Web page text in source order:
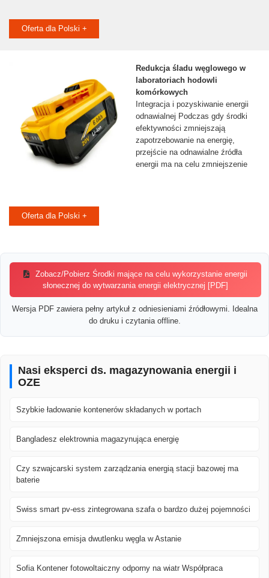
Oferta dla Polski +
Redukcja śladu węglowego w
laboratoriach hodowli
komórkowych
Integracja i pozyskiwanie energii
odnawialnej Podczas gdy środki
efektywności zmniejszają
zapotrzebowanie na energię,
przejście na odnawialne źródła
energii ma na celu zmniejszenie
Oferta dla Polski +
Zobacz/Pobierz Środki mające na celu wykorzystanie energii
słonecznej do wytwarzania energii elektrycznej [PDF]
Wersja PDF zawiera pełny artykuł z odniesieniami źródłowymi. Idealna
do druku i czytania offline.
Nasi eksperci ds. magazynowania energii i
OZE
Szybkie ładowanie kontenerów składanych w portach
Bangladesz elektrownia magazynująca energię
Czy szwajcarski system zarządzania energią stacji bazowej ma
baterie
Swiss smart pv-ess zintegrowana szafa o bardzo dużej pojemności
Zmniejszona emisja dwutlenku węgla w Astanie
Sofia Kontener fotowoltaiczny odporny na wiatr Współpraca